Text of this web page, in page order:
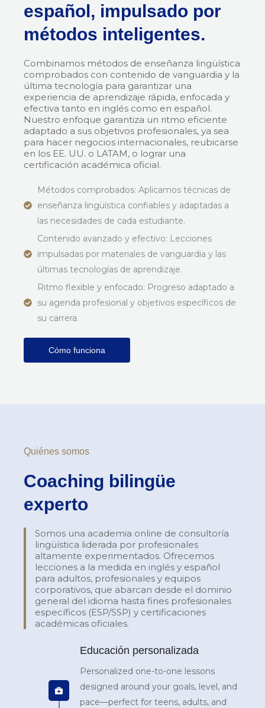
español, impulsado por
métodos inteligentes.
Combinamos métodos de enseñanza lingüística
comprobados con contenido de vanguardia y la
última tecnología para garantizar una
experiencia de aprendizaje rápida, enfocada y
efectiva tanto en inglés como en español.
Nuestro enfoque garantiza un ritmo eficiente
adaptado a sus objetivos profesionales, ya sea
para hacer negocios internacionales, reubicarse
en los EE. UU. o LATAM, o lograr una
certificación académica oficial.
Métodos comprobados: Aplicamos técnicas de
enseñanza lingüística confiables y adaptadas a
las necesidades de cada estudiante.
Contenido avanzado y efectivo: Lecciones
impulsadas por materiales de vanguardia y las
últimas tecnologías de aprendizaje.
Ritmo flexible y enfocado: Progreso adaptado a
su agenda profesional y objetivos específicos de
su carrera.
Cómo funciona
Quiénes somos
Coaching bilingüe
experto
Somos una academia online de consultoría
lingüística liderada por profesionales
altamente experimentados. Ofrecemos
lecciones a la medida en inglés y español
para adultos, profesionales y equipos
corporativos, que abarcan desde el dominio
general del idioma hasta fines profesionales
específicos (ESP/SSP) y certificaciones
académicas oficiales.
Educación personalizada
Personalized one-to-one lessons
designed around your goals, level, and
pace—perfect for teens, adults, and